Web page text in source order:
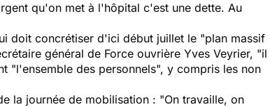
qu'on met à l'hôpital c'est une dette. Au
doit concrétiser d'ici début juillet le "plan massif
général de Force ouvrière Yves Veyrier, "il
"l'ensemble des personnels", y compris les non
la journée de mobilisation : "On travaille, on